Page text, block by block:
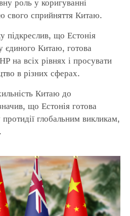
роль у коригуванні
свого сприйняття Китаю.
підкреслив, що Естонія
єдиного Китаю, готова
на всіх рівнях і просувати
в різних сферах.
Китаю до
що Естонія готова
глобальним викликам,